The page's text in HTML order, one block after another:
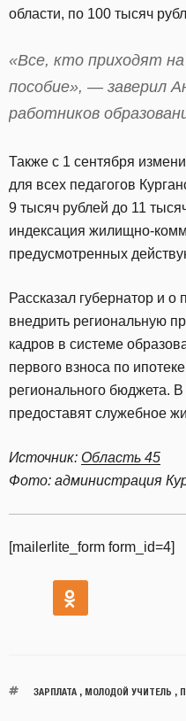
области, по 100 тысяч
«Все, кто приходят
пособие», — заверил
работников
Также с 1 сентября
для всех педагогов
9 тысяч рублей до 11
индексация жилищно-
предусмотренных
Рассказал губернатор и о
внедрить региональную
кадров в системе
первого взноса по
регионального бюджета.
предоставят служебное
Источник: Область 45
Фото: администрация
[mailerlite_form form_id=4]
ЗАРПЛАТА, МОЛОДОЙ УЧИТЕЛЬ ,